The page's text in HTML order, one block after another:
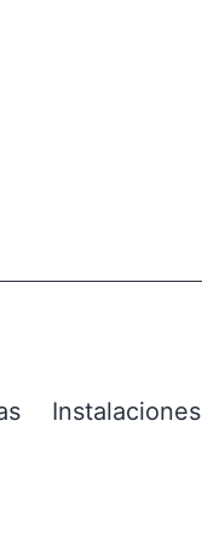
Instalaciones